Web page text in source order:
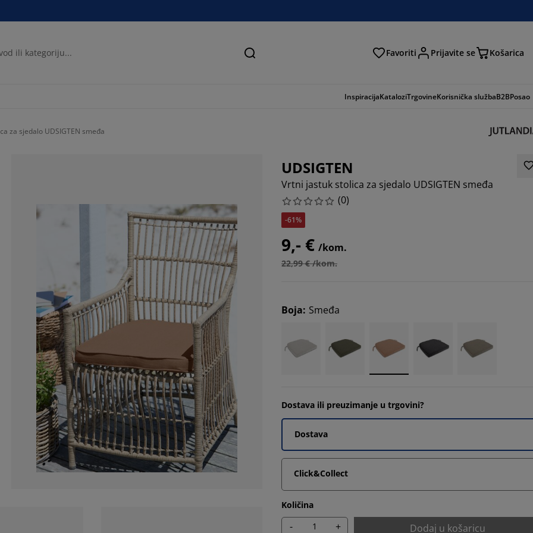
Pretraga Favoriti Prijavite se Košarica
InspiracijaKataloziTrgovineKorisnička službaB2BPosao
za sjedalo UDSIGTEN smeđa
UDSIGTEN
Vrtni jastuk stolica za sjedalo UDSIGTEN smeđa
(0)
-61%
9,- € /kom.
22,99 € /kom.
Boja: Smeđa
Dostava ili preuzimanje u trgovini?
Dostava
Click&Collect
Količina
- + Dodaj u košaricu